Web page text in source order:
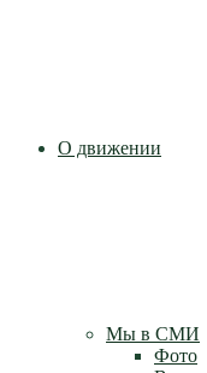
О движении
Мы в СМИ
Фото